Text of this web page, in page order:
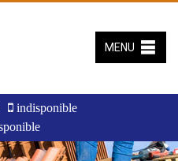
indisponible
MENU